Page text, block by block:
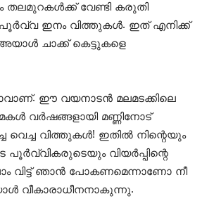
തലമുറകൾക്ക് വേണ്ടി കരുതി
അപൂ‍‍ർവ്വ ഇനം വിത്തുകൾ. ഇത് എനിക്ക്
അയാൾ ചാക്ക് കെട്ടുകളെ
ഈ വയനാടൻ മലമടക്കിലെ
വർഷങ്ങളായി മണ്ണിനോട്
വെച്ച വിത്തുകൾ! ഇതിൽ നിന്റെയും
പൂർവ്വികരുടെയും വിയർപ്പിന്റെ
വിട്ട് ഞാൻ പോകണമെന്നാണോ നീ
വീകാരാധീനനാകുന്നു.